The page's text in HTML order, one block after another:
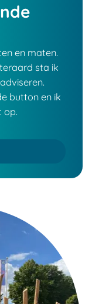
en maten.
sta ik
button en ik
op.